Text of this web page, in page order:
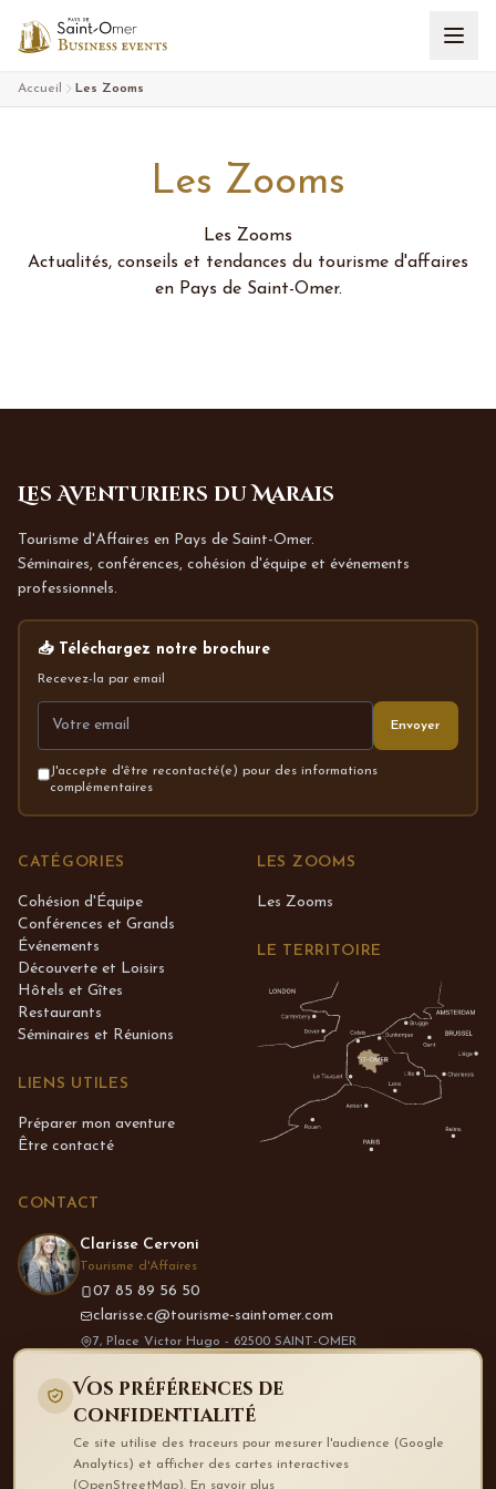
Accueil Les Zooms
Les Zooms
Les Zooms
Actualités, conseils et tendances du tourisme d'affaires
en Pays de Saint-Omer.
Les Aventuriers du Marais
Tourisme d'Affaires en Pays de Saint-Omer.
Séminaires, conférences, cohésion d'équipe et événements
professionnels.
📥 Téléchargez notre brochure
Recevez-la par email
Envoyer
J'accepte d'être recontacté(e) pour des informations
complémentaires
CATÉGORIES
Cohésion d'Équipe
Conférences et Grands
Événements
Découverte et Loisirs
Hôtels et Gîtes
Restaurants
Séminaires et Réunions
LIENS UTILES
Préparer mon aventure
Être contacté
LES ZOOMS
Les Zooms
LE TERRITOIRE
CONTACT
Clarisse Cervoni
Tourisme d'Affaires
07 85 89 56 50
clarisse.c@tourisme-saintomer.com
7, Place Victor Hugo - 62500 SAINT-OMER
SUIVEZ-NOUSVos préférences de
confidentialité
Ce site utilise des traceurs pour mesurer l'audience (Google
Analytics) et afficher des cartes interactives
(OpenStreetMap). En savoir plus